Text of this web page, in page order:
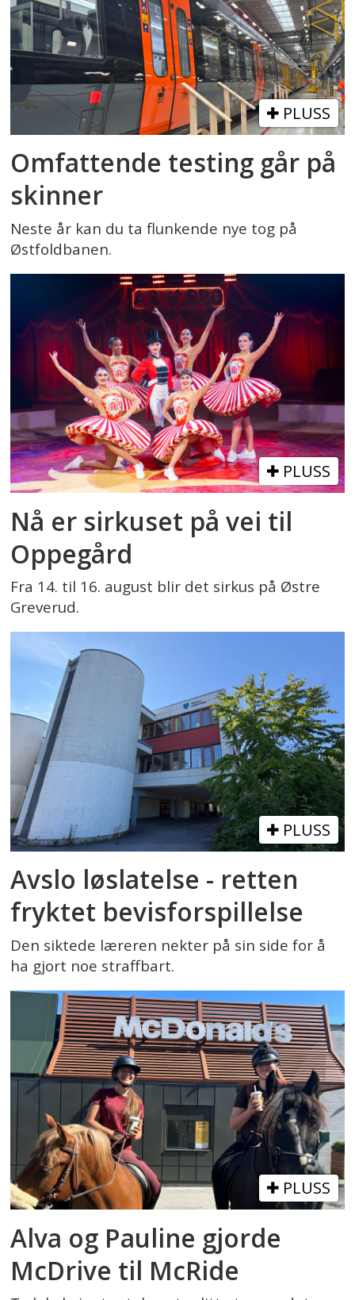
PLUSS
Omfattende testing går på
skinner
Neste år kan du ta flunkende nye tog på
Østfoldbanen.
PLUSS
Nå er sirkuset på vei til
Oppegård
Fra 14. til 16. august blir det sirkus på Østre
Greverud.
PLUSS
Avslo løslatelse - retten
fryktet bevisforspillelse
Den siktede læreren nekter på sin side for å
ha gjort noe straffbart.
PLUSS
Alva og Pauline gjorde
McDrive til McRide